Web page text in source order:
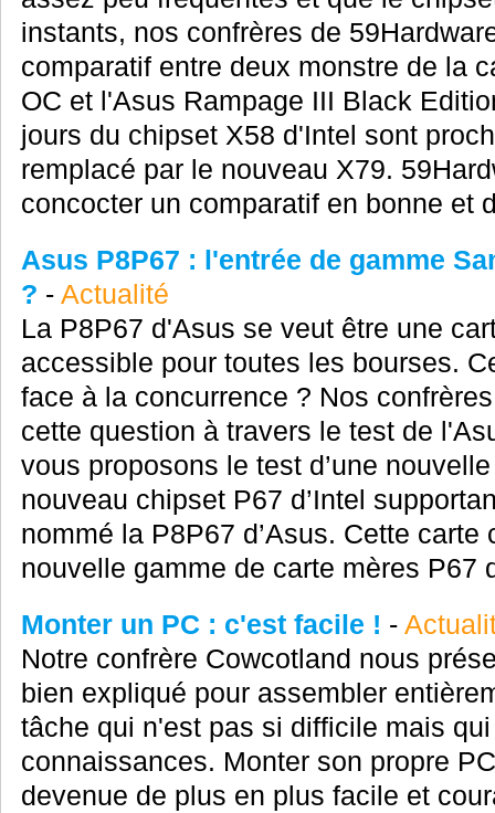
instants, nos confrères de
comparatif entre deux monstre de la
OC et l'Asus Rampage III Black
jours du chipset X58 d'Intel sont
remplacé par le nouveau X79.
concocter un comparatif en bonne et
Asus P8P67 : l'entrée de gamme
? - Actualité
La P8P67 d'Asus se veut être une
accessible pour toutes les bourses.
face à la concurrence ? Nos
cette question à travers le test de
vous proposons le test d’une
nouveau chipset P67 d’Intel
nommé la P8P67 d’Asus. Cette
nouvelle gamme de carte mères P67
Monter un PC : c'est facile ! -
Notre confrère Cowcotland nous
bien expliqué pour assembler
tâche qui n'est pas si difficile mais
connaissances. Monter son propre
devenue de plus en plus facile et